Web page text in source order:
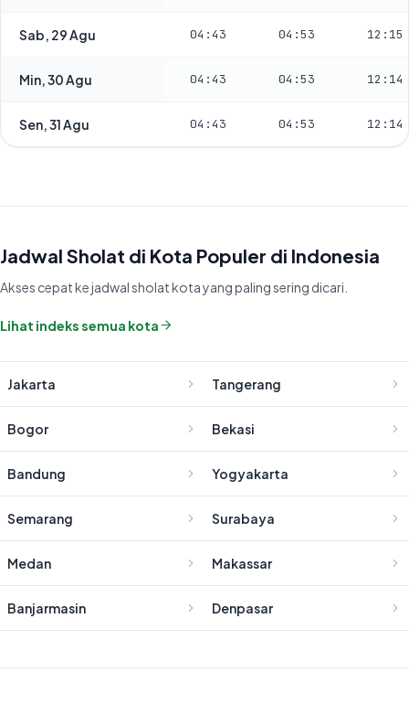
Sab, 29 Agu 04:43 04:53 12:15
Min, 30 Agu 04:43 04:53 12:14
Sen, 31 Agu 04:43 04:53 12:14
Jadwal Sholat di Kota Populer di Indonesia
Akses cepat ke jadwal sholat kota yang paling sering dicari.
Lihat indeks semua kota
Jakarta Tangerang
Bogor Bekasi
Bandung Yogyakarta
Semarang Surabaya
Medan Makassar
Banjarmasin Denpasar